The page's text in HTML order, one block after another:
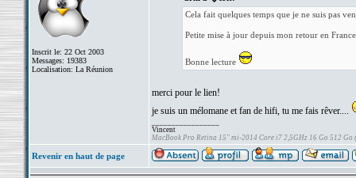
Inscrit le: 22 Oct 2003
Messages: 19383
Localisation: La Réunion
Cela fait quelques temps que je ne suis pas
Petite mise à jour depuis mon retour en
Bonne lecture
merci pour le lien!
je suis un mélomane et fan de hifi, tu me fais rêver....
Vincent
MacBook Pro Retina 15" mi-2014 Core i7 2,5GHz 16 Go 512 Go
Revenir en haut de page